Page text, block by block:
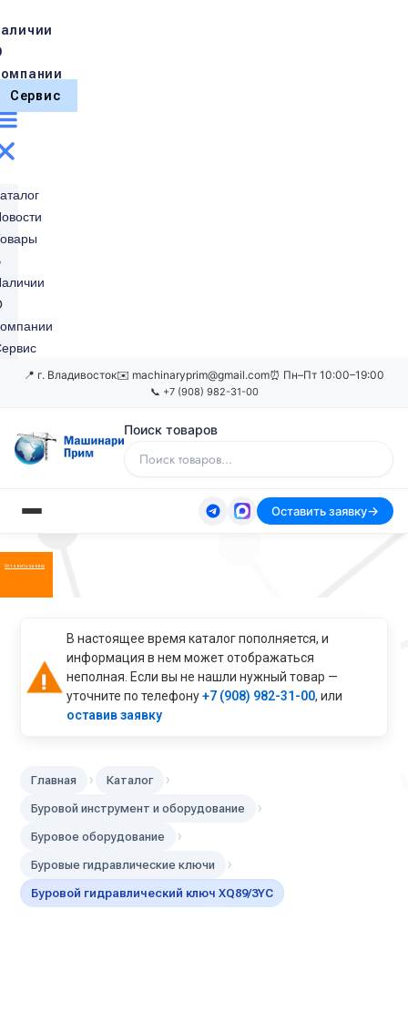
Сервис
📍 г. Владивосток✉️ machinaryprim@gmail.com⏰ Пн–Пт 10:00–19:00
📞 +7 (908) 982-31-00
Поиск товаров
Оставить заявку
Оставить заявку
В настоящее время каталог пополняется, и
информация в нем может отображаться
неполная. Если вы не нашли нужный товар —
уточните по телефону+7 (908) 982-31-00, или
оставив заявку
Главная › Каталог ›
Буровой инструмент и оборудование ›
Буровое оборудование ›
Буровые гидравлические ключи ›
Буровой гидравлический ключ XQ89/3YC